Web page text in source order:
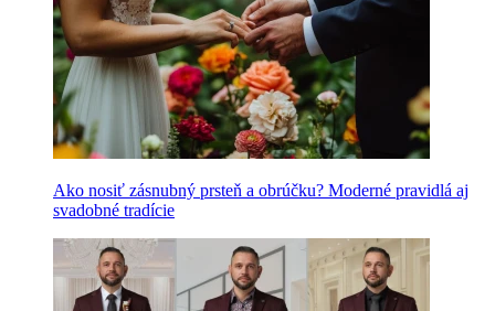
Ako nosiť zásnubný prsteň a obrúčku? Moderné pravidlá aj
svadobné tradície